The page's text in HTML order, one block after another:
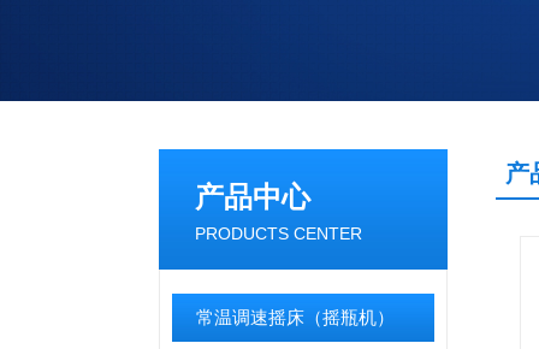
产品中心
PRODUCTS CENTER
常温调速摇床（摇瓶机）
产